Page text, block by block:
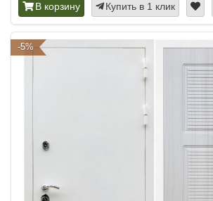
В корзину Купить в 1 клик
-5%